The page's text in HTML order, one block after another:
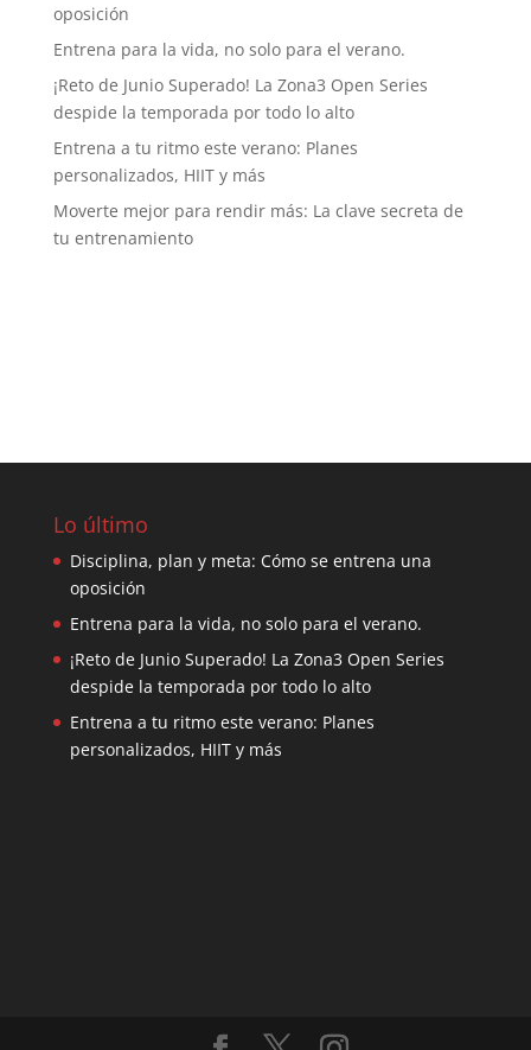
oposición
Entrena para la vida, no solo para el verano.
¡Reto de Junio Superado! La Zona3 Open Series
despide la temporada por todo lo alto
Entrena a tu ritmo este verano: Planes
personalizados, HIIT y más
Moverte mejor para rendir más: La clave secreta de
tu entrenamiento
Lo último
Disciplina, plan y meta: Cómo se entrena una
oposición
Entrena para la vida, no solo para el verano.
¡Reto de Junio Superado! La Zona3 Open Series
despide la temporada por todo lo alto
Entrena a tu ritmo este verano: Planes
personalizados, HIIT y más